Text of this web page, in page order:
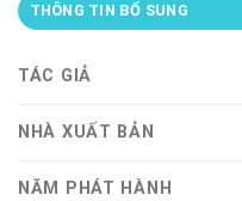
THÔNG TIN BỔ SUNG
TÁC GIẢ
NHÀ XUẤT BẢN
NĂM PHÁT HÀNH